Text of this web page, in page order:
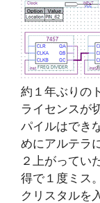
約１年ぶりの
ライセンスが
パイルはでき
めにアルテラ
２上がってい
得で１度ミス。
クリスタルを